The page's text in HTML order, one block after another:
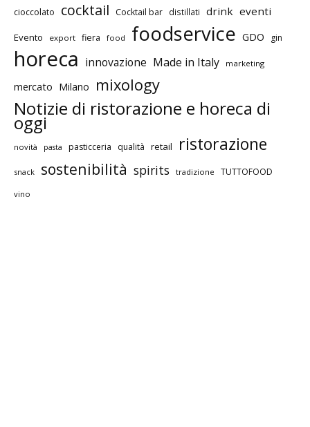
cioccolato cocktail Cocktail bar distillati drink eventi
Evento export fiera food foodservice GDO gin
horeca innovazione Made in Italy marketing
mercato Milano mixology
Notizie di ristorazione e horeca di
oggi
novità pasta pasticceria qualità retail ristorazione
snack sostenibilità spirits tradizione TUTTOFOOD
vino